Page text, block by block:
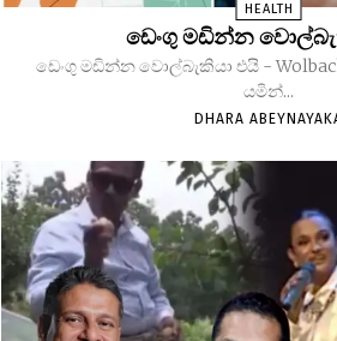
HEALTH
ඩෙංගු මඩින්න
ඩෙංගු මඩින්න වොල්බැකියා එයි -
යමින්...
DHARA